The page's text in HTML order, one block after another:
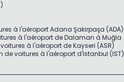
à l'aéroport Adana Şakirpaşa (ADA)
à l'aéroport de Dalaman à Muğla
à l'aéroport de Kayseri (ASR)
de voitures à l'aéroport d'Istanbul (IST)